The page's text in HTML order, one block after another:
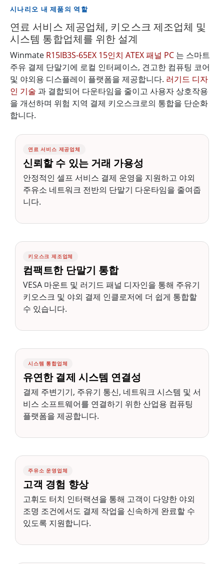
시나리오 내 제품의 역할
연료 서비스 제공업체, 키오스크 제조업체 및
시스템 통합업체를 위한 설계
Winmate R15IB3S-65EX 15인치 ATEX 패널 PC 는 스마트
주유 결제 단말기에 로컬 인터페이스, 견고한 컴퓨팅 코어
및 야외용 디스플레이 플랫폼을 제공합니다. 러기드 디자
인 기술 과 결합되어 다운타임을 줄이고 사용자 상호작용
을 개선하며 위험 지역 결제 키오스크로의 통합을 단순화
합니다.
연료 서비스 제공업체
신뢰할 수 있는 거래 가용성
안정적인 셀프 서비스 결제 운영을 지원하고 야외
주유소 네트워크 전반의 단말기 다운타임을 줄여줍
니다.
키오스크 제조업체
컴팩트한 단말기 통합
VESA 마운트 및 러기드 패널 디자인을 통해 주유기
키오스크 및 야외 결제 인클로저에 더 쉽게 통합할
수 있습니다.
시스템 통합업체
유연한 결제 시스템 연결성
결제 주변기기, 주유기 통신, 네트워크 시스템 및 서
비스 소프트웨어를 연결하기 위한 산업용 컴퓨팅
플랫폼을 제공합니다.
주유소 운영업체
고객 경험 향상
고휘도 터치 인터랙션을 통해 고객이 다양한 야외
조명 조건에서도 결제 작업을 신속하게 완료할 수
있도록 지원합니다.